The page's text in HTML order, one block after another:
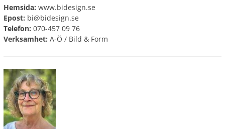
Hemsida: www.bidesign.se
Epost: bi@bidesign.se
Telefon: 070-457 09 76
Verksamhet: A-Ö / Bild & Form